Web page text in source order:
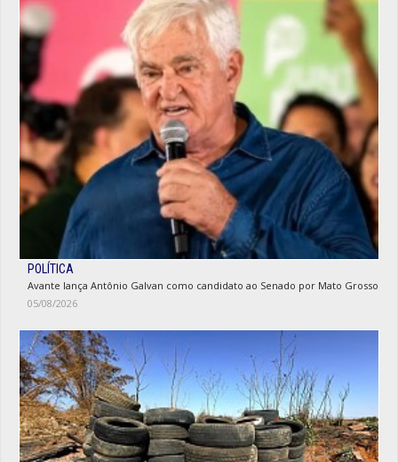
POLÍTICA
Avante lança Antônio Galvan como candidato ao Senado por Mato Grosso
05/08/2026